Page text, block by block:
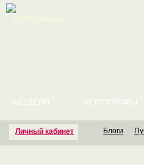
Личный кабинет
МОДЕЛИ ФОТОГРАФЫ
Блоги